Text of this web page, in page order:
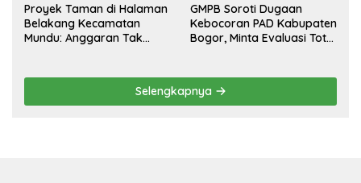
Proyek Taman di Halaman
Belakang Kecamatan
Mundu: Anggaran Tak
GMPB Soroti Dugaan
Kebocoran PAD Kabupaten
Bogor, Minta Evaluasi Total
Selengkapnya